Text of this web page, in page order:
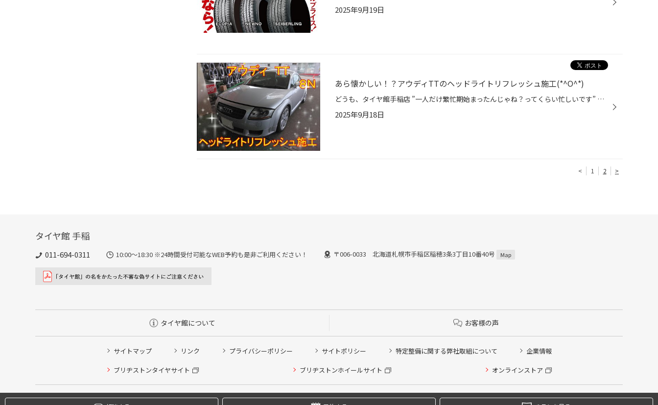
2025年9月19日
あら懐かしい！？アウディTTのヘッドライトリフレッシュ施工(*^O^*)
どうも、タイヤ館手稲店 ”一人だけ繁忙期始まったんじゃね？ってくらい忙しいです” 育児実行委員長？かけるです。 いきなり表題の件ですが、最近は見なくなりましたね・・・ "アウディ ＴＴ” "ヘッドライト リフレッシュ施工” はい、当店でもかなり多くの施工を手がけていますヘッドライトリフレッ...
2025年9月18日
< 1 2 >
タイヤ館 手稲
011-694-0311 10:00～18:30 ※24時間受付可能なWEB予約も是非ご利用ください！ 〒006-0033 北海道札幌市手稲区稲穂3条3丁目10番40号 Map
タイヤ館について お客様の声
サイトマップ リンク プライバシーポリシー サイトポリシー 特定整備に関する弊社取組について 企業情報
ブリヂストンタイヤサイト ブリヂストンホイールサイト オンラインストア
Copyright © 2024 Bridgestone Retail Co.,Ltd. All rights Reserved.
タイヤ点検・安全点検/タイヤ履き替え/オイル交換/その他ピット作業の予約
クローク契約会員専用タイヤ履き替え※タイヤ履き替えを希望のクローク契約会員の方はこちらを選択ください
本日のタイヤ履き替え順番待ち予約 ※クローク契約会員の方はご利用いただけません